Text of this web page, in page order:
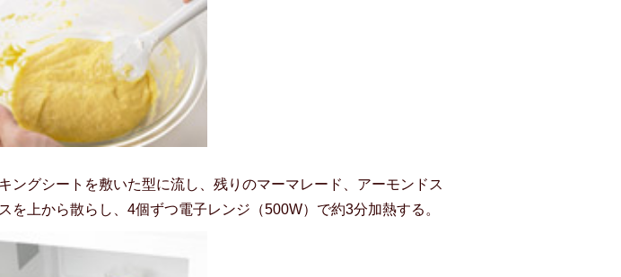
ングシートを敷いた型に流し、残りのマーマレード、アーモンドス
を上から散らし、4個ずつ電子レンジ（500W）で約3分加熱する。